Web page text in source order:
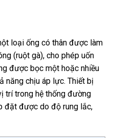
loại ống có thân được làm
(ruột gà), cho phép uốn
được bọc một hoặc nhiều
năng chịu áp lực. Thiết bị
trí trong hệ thống đường
đặt được do độ rung lắc,